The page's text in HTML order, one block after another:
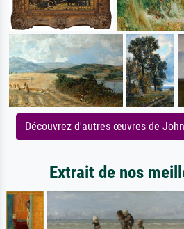
Découvrez d'autres œuvres de
Extrait de nos